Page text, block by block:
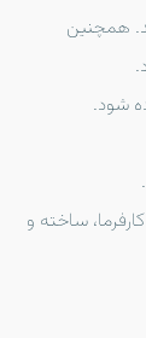
همچنین
شود.
ساخته و